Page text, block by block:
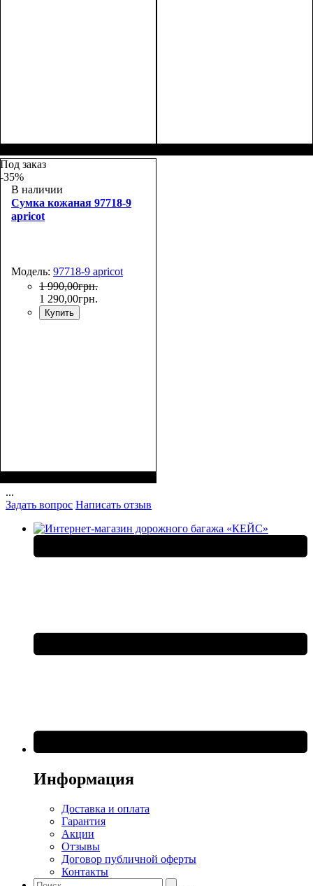
25*17*10
Под заказ
-35%
В наличии
Сумка кожаная 97718-9
apricot
Модель: 97718-9 apricot
1 990,00грн.
1 290,00грн.
Купить
...
Задать вопрос Написать отзыв
Информация
Доставка и оплата
Гарантия
Акции
Отзывы
Договор публичной оферты
Контакты